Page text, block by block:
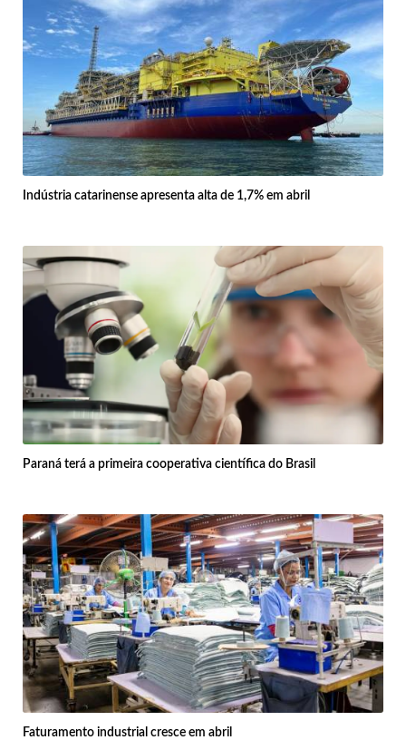
Indústria catarinense apresenta alta de 1,7% em abril
Paraná terá a primeira cooperativa científica do Brasil
Faturamento industrial cresce em abril